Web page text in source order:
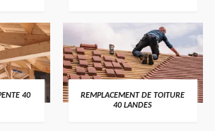
40
REMPLACEMENT DE TOITURE
40 LANDES